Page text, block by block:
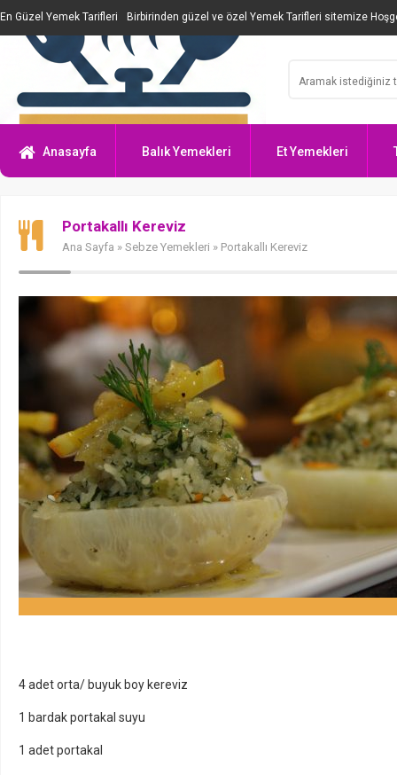
En Güzel Yemek Tarifleri Birbirinden güzel ve özel Yemek Tarifleri sitemize
Anasayfa Balık Yemekleri Et Yemekleri
Portakallı Kereviz
Ana Sayfa » Sebze Yemekleri » Portakallı Kereviz
4 adet orta/ buyuk boy kereviz
1 bardak portakal suyu
1 adet portakal